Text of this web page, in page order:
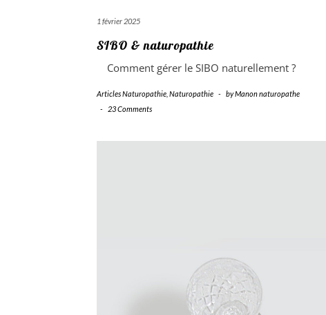
1 février 2025
SIBO & naturopathie
Comment gérer le SIBO naturellement ?
Articles Naturopathie, Naturopathie - byManon naturopathe
-
23 Comments